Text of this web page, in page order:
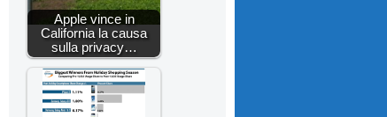
Apple vince in
California la causa
sulla privacy…